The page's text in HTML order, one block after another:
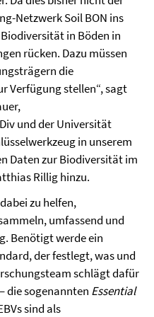
Netzwerk Soil BON ins
in Böden in
rücken. Dazu müssen
die
Verfügung stellen“, sagt
und der Universität
in unserem
Daten zur Biodiversität im
Rillig hinzu.
zu helfen,
umfassend und
Benötigt werde ein
der festlegt, was und
schlägt dafür
die sogenannten Essential
sind als